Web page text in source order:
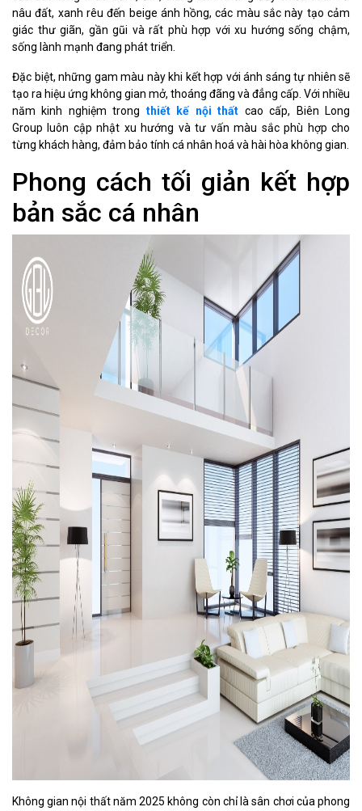
nâu đất, xanh rêu đến beige ánh hồng, các màu sắc này tạo cảm
giác thư giãn, gần gũi và rất phù hợp với xu hướng sống chậm,
sống lành mạnh đang phát triển.
Đặc biệt, những gam màu này khi kết hợp với ánh sáng tự nhiên sẽ
tạo ra hiệu ứng không gian mở, thoáng đãng và đẳng cấp. Với nhiều
năm kinh nghiệm trong thiết kế nội thất cao cấp, Biên Long
Group luôn cập nhật xu hướng và tư vấn màu sắc phù hợp cho
từng khách hàng, đảm bảo tính cá nhân hoá và hài hòa không gian.
Phong cách tối giản kết hợp
bản sắc cá nhân
Không gian nội thất năm 2025 không còn chỉ là sân chơi của phong